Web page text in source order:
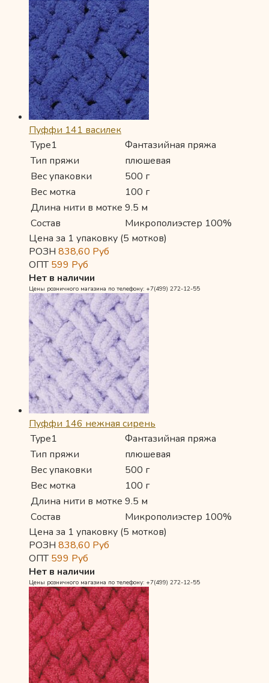
Пуффи 141 василек
Type1
Фантазийная пряжа
Тип пряжи
плюшевая
Вес упаковки
500 г
Вес мотка
100 г
Длина нити в мотке 9.5 м
Состав
Микрополиэстер 100%
Цена за 1 упаковку (5 мотков)
РОЗН 838,60 Руб
ОПТ599 Руб
Нет в наличии
Цены розничного магазина по телефону: +7(499) 272-12-55
Пуффи 146 нежная сирень
Type1
Фантазийная пряжа
Тип пряжи
плюшевая
Вес упаковки
500 г
Вес мотка
100 г
Длина нити в мотке 9.5 м
Состав
Микрополиэстер 100%
Цена за 1 упаковку (5 мотков)
РОЗН 838,60 Руб
ОПТ599 Руб
Нет в наличии
Цены розничного магазина по телефону: +7(499) 272-12-55